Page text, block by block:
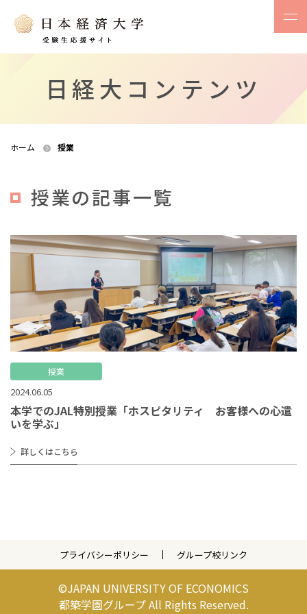
日経大コンテンツ
ホーム 授業
授業の記事一覧
授業
2024.06.05
本学でのJAL特別授業「ホスピタリティ お客様への心遣
いを学ぶ」
詳しくはこちら
プライバシーポリシー グループ校リンク
©JAPAN UNIVERSITY OF ECONOMICS
都築学園グループ All Rights Reserved.